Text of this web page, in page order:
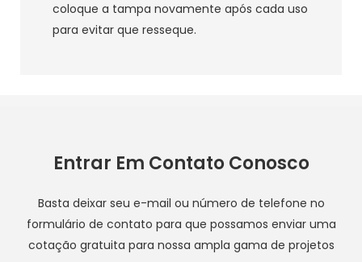
coloque a tampa novamente após cada uso
para evitar que resseque.
Entrar Em Contato Conosco
Basta deixar seu e-mail ou número de telefone no
formulário de contato para que possamos enviar uma
cotação gratuita para nossa ampla gama de projetos